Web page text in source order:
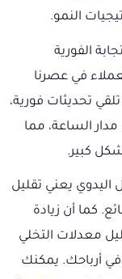
النمو.
الفورية
في عصرنا
تحديثات فورية،
الساعة، مما
كبير.
اليدوي يعني تقليل
كما أن زيادة
معدلات التخلي
أرباحك. يمكنك